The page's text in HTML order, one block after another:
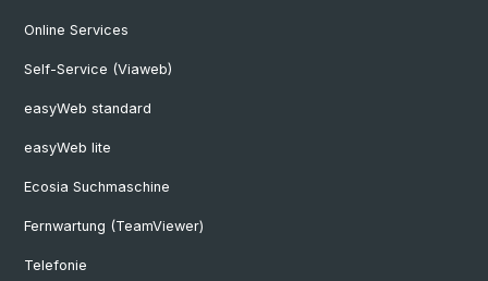
Online Services
Self-Service (Viaweb)
easyWeb standard
easyWeb lite
Ecosia Suchmaschine
Fernwartung (TeamViewer)
Telefonie